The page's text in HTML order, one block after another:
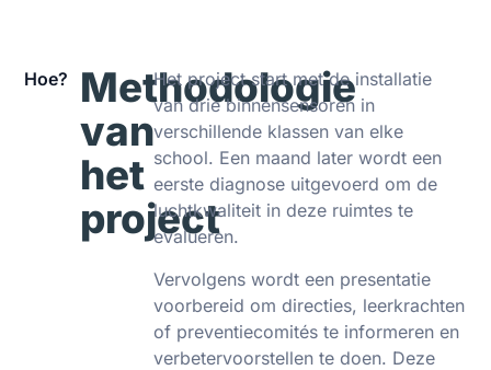
Hoe?
Methodologie
van
het
project
Het project start met de installatie
van drie binnensensoren in
verschillende klassen van elke
school. Een maand later wordt een
eerste diagnose uitgevoerd om de
luchtkwaliteit in deze ruimtes te
evalueren.
Vervolgens wordt een presentatie
voorbereid om directies, leerkrachten
of preventiecomités te informeren en
verbetervoorstellen te doen. Deze